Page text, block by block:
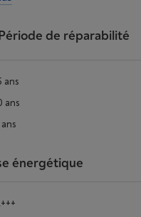
de réparabilité
ans
ans
énergétique